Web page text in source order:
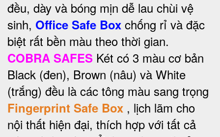
đều, dày và bóng mịn dễ lau chùi vệ
sinh, Office Safe Box chống rỉ và đặc
biệt rất bền màu theo thời gian.
COBRA SAFES Két có 3 màu cơ bản
Black (đen), Brown (nâu) và White
(trắng) đều là các tông màu sang trọng
Fingerprint Safe Box , lịch lãm cho
nội thất hiện đại, thích hợp với tất cả